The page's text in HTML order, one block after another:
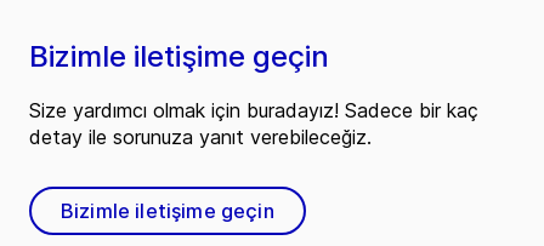
Bizimle iletişime geçin
Size yardımcı olmak için buradayız! Sadece bir kaç
detay ile sorunuza yanıt verebileceğiz.
Bizimle iletişime geçin